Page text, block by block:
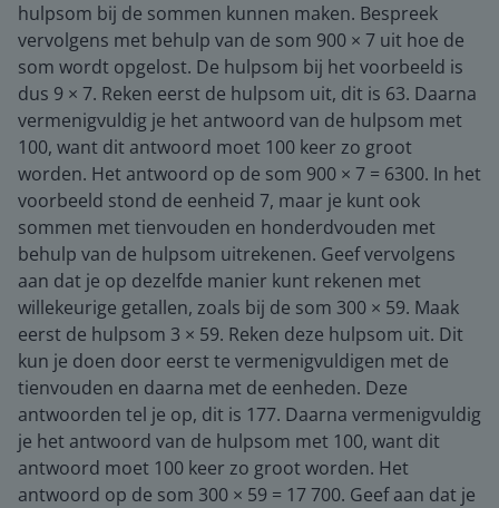
hulpsom bij de sommen kunnen maken. Bespreek
vervolgens met behulp van de som 900 × 7 uit hoe de
som wordt opgelost. De hulpsom bij het voorbeeld is
dus 9 × 7. Reken eerst de hulpsom uit, dit is 63. Daarna
vermenigvuldig je het antwoord van de hulpsom met
100, want dit antwoord moet 100 keer zo groot
worden. Het antwoord op de som 900 × 7 = 6300. In het
voorbeeld stond de eenheid 7, maar je kunt ook
sommen met tienvouden en honderdvouden met
behulp van de hulpsom uitrekenen. Geef vervolgens
aan dat je op dezelfde manier kunt rekenen met
willekeurige getallen, zoals bij de som 300 × 59. Maak
eerst de hulpsom 3 × 59. Reken deze hulpsom uit. Dit
kun je doen door eerst te vermenigvuldigen met de
tienvouden en daarna met de eenheden. Deze
antwoorden tel je op, dit is 177. Daarna vermenigvuldig
je het antwoord van de hulpsom met 100, want dit
antwoord moet 100 keer zo groot worden. Het
antwoord op de som 300 × 59 = 17 700. Geef aan dat je